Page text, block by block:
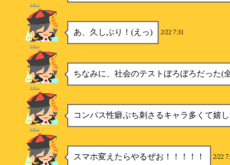
らるふ
あ、久しぶり！(えっ) 2/22 7:31
らるふ
ちなみに、社会のテストぼろぼろだった(
らるふ
コンパス性癖ぶち刺さるキャラ多くて嬉
らるふ
スマホ変えたらやるぜお！！！！！ 2/22